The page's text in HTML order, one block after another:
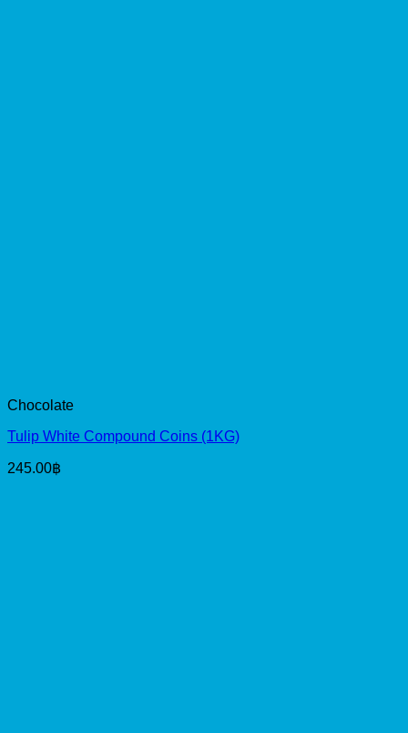
Chocolate
Tulip White Compound Coins (1KG)
245.00฿